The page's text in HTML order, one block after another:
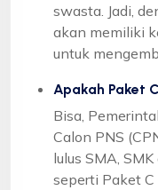
swasta. Jadi,
akan memiliki
untuk
Apakah Paket
Bisa,
Calon PNS
lulus SMA,
seperti Paket C